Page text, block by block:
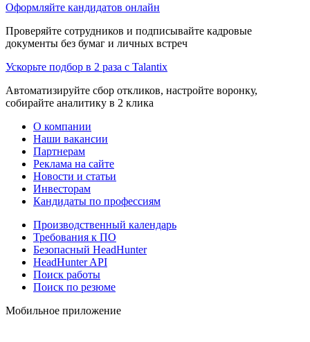
Оформляйте кандидатов онлайн
Проверяйте сотрудников и подписывайте кадровые
документы без бумаг и личных встреч
Ускорьте подбор в 2 раза с Talantix
Автоматизируйте сбор откликов, настройте воронку,
собирайте аналитику в 2 клика
О компании
Наши вакансии
Партнерам
Реклама на сайте
Новости и статьи
Инвесторам
Кандидаты по профессиям
Производственный календарь
Требования к ПО
Безопасный HeadHunter
HeadHunter API
Поиск работы
Поиск по резюме
Мобильное приложение